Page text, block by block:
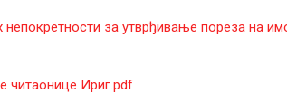
за утврђивање пореза на
читаонице Ириг.pdf